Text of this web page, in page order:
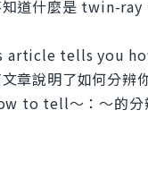
道什麼是 twin-ray
article tells you
章說明了如何分辨
to tell～：～的分